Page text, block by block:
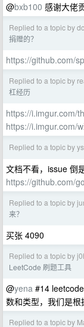
@bxb100 感谢大佬
Replied to a topic by
捐赠的？
https://github.com/
Replied to a topic by
杠经历
https://i.imgur.com/
https://i.imgur.com/
Replied to a topic by
文档不看，issue 倒
https://github.com/
Replied to a topic by
来？
买张 4090
Replied to a topic by
LeetCode 刷题工具
@yena #14
数和类型，我们是
Replied to a topic by